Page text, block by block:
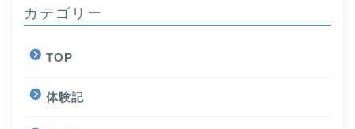
カテゴリー
TOP
体験記